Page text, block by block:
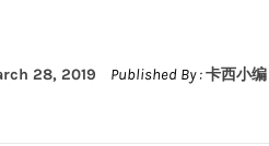
28, 2019 Published By :卡西小编